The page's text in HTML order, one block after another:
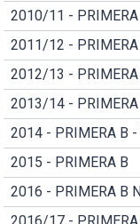
2010/11 - PRIMERA
2011/12 - PRIMERA
2012/13 - PRIMERA
2013/14 - PRIMERA
2014 - PRIMERA B -
2015 - PRIMERA B
2016 - PRIMERA B
2016/17 - PRIMERA